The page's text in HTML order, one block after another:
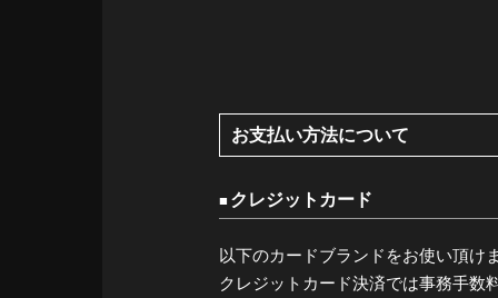
お支払い方法について
クレジットカード
以下のカードブランドをお使い頂け
クレジットカード決済では事務手数